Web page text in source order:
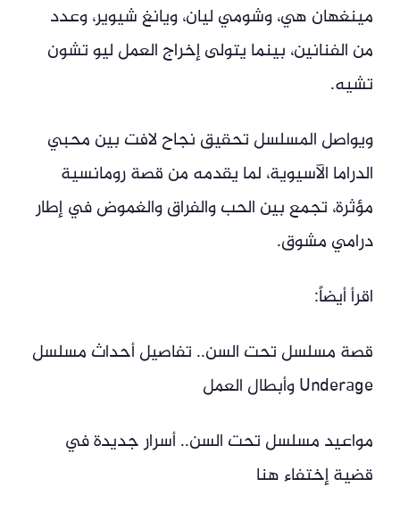
مينغهان هي، وشومي ليان، ويانغ شيوير، وعدد
من الفنانين، بينما يتولى إخراج العمل ليو تشون
تشيه.
ويواصل المسلسل تحقيق نجاح لافت بين محبي
الدراما الآسيوية، لما يقدمه من قصة رومانسية
مؤثرة، تجمع بين الحب والفراق والغموض في إطار
درامي مشوق.
اقرأ أيضاً:
قصة مسلسل تحت السن.. تفاصيل أحداث مسلسل
Underage وأبطال العمل
مواعيد مسلسل تحت السن.. أسرار جديدة في
قضية إختفاء هنا